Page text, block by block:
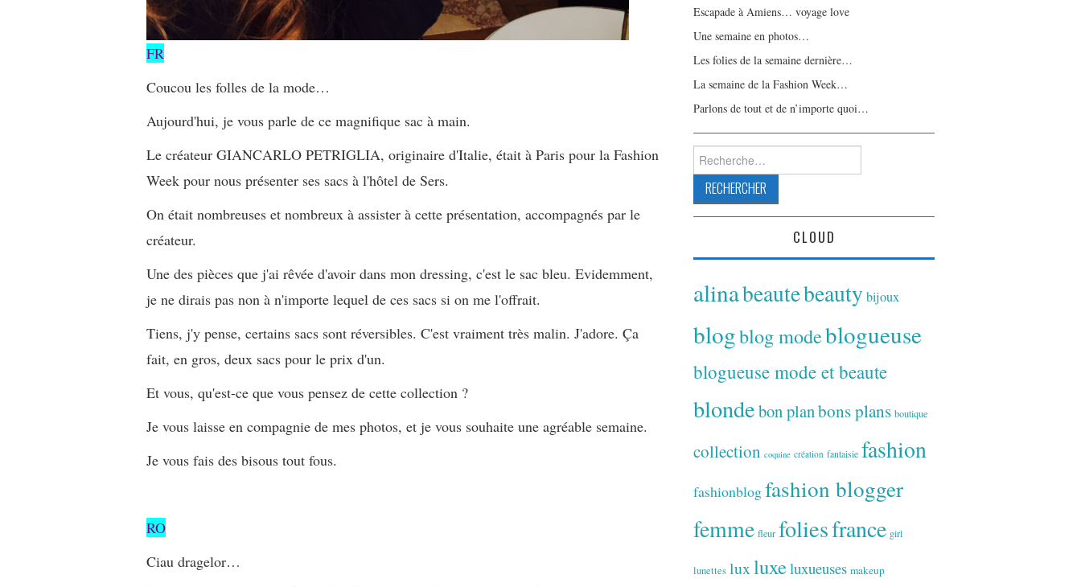
FR
Coucou les folles de la mode…
Aujourd'hui, je vous parle de ce magnifique sac à main.
Le créateur GIANCARLO PETRIGLIA, originaire d'Italie, était à Paris pour la Fashion
Week pour nous présenter ses sacs à l'hôtel de Sers.
On était nombreuses et nombreux à assister à cette présentation, accompagnés par le
créateur.
Une des pièces que j'ai rêvée d'avoir dans mon dressing, c'est le sac bleu. Evidemment,
je ne dirais pas non à n'importe lequel de ces sacs si on me l'offrait.
Tiens, j'y pense, certains sacs sont réversibles. C'est vraiment très malin. J'adore. Ça
fait, en gros, deux sacs pour le prix d'un.
Et vous, qu'est-ce que vous pensez de cette collection ?
Je vous laisse en compagnie de mes photos, et je vous souhaite une agréable semaine.
Je vous fais des bisous tout fous.
RO
Ciau dragelor…
Escapade à Amiens… voyage love
Une semaine en photos…
Les folies de la semaine dernière…
La semaine de la Fashion Week…
Parlons de tout et de n’importe quoi…
Rechercher :
CLOUD
alinabeautebeauty bijoux
blogblog modeblogueuse
blogueuse mode et beaute
blondebon planbons plans boutique
collection coquine création fantaisie fashion
fashionblogfashion blogger
femme fleur foliesfrance girl
lunettes luxluxeluxueuses makeup